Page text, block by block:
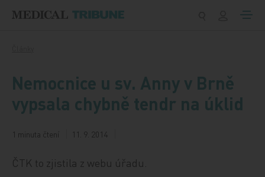
Nemocnice u sv. Anny v Brně
vypsala chybně tendr na úklid
1 minuta čtení 11. 9. 2014
ČTK to zjistila z webu úřadu.